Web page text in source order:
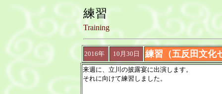
練習
Training
2016年 10月30日 練習（五反田文化
来週に、立川の披露宴に出演します。
それに向けて練習しました。